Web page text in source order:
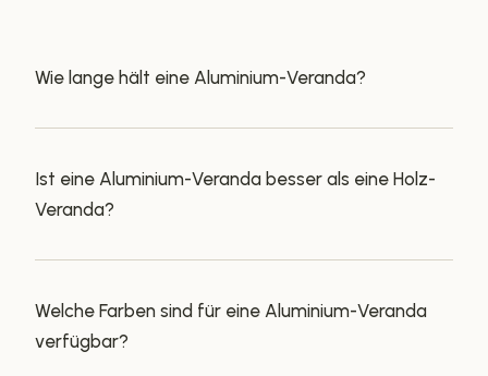
Wie lange hält eine Aluminium-Veranda?
Ist eine Aluminium-Veranda besser als eine Holz-
Veranda?
Welche Farben sind für eine Aluminium-Veranda
verfügbar?